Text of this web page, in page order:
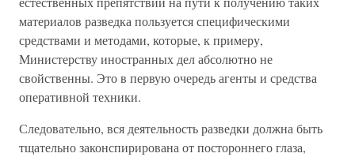
материалов разведка пользуется специфическими
средствами и методами, которые, к примеру,
Министерству иностранных дел абсолютно не
свойственны. Это в первую очередь агенты и средства
оперативной техники.
Следовательно, вся деятельность разведки должна быть
тщательно законспирирована от постороннего глаза,